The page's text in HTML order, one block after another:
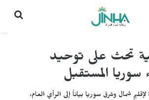
تحث على توحيد
سوريا المستقبل
شمال وشرق سوريا بياناً إلى الرأي العام،